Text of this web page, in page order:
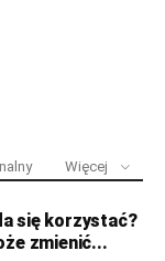
Więcej
się korzystać?
zmienić...